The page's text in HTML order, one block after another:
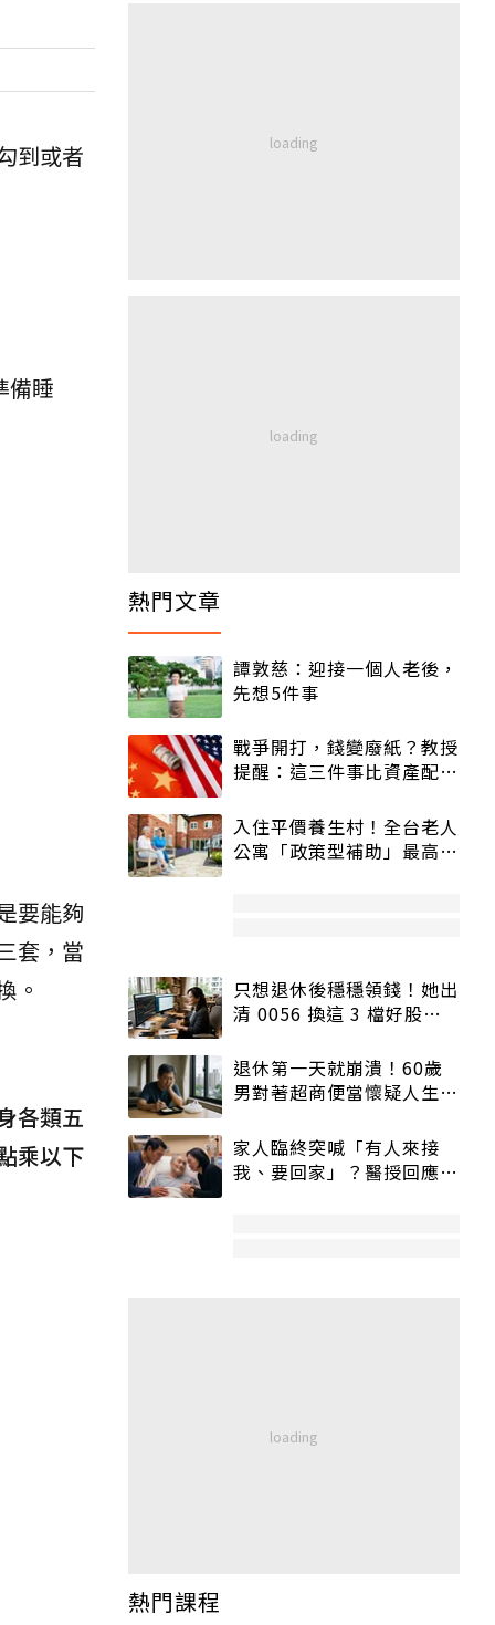
到或者
備睡
要能夠
套，當
。
各類五
乘以下
熱門文章
譚敦慈：迎接一個人老後，
先想5件事
戰爭開打，錢變廢紙？教授
提醒：這三件事比資產配置
入住平價養生村！全台老人
公寓「政策型補助」最高打
只想退休後穩穩領錢！她出
清 0056 換這 3 檔好股：
退休第一天就崩潰！60歲
男對著超商便當懷疑人生
家人臨終突喊「有人來接
我、要回家」？醫授回應方
熱門課程